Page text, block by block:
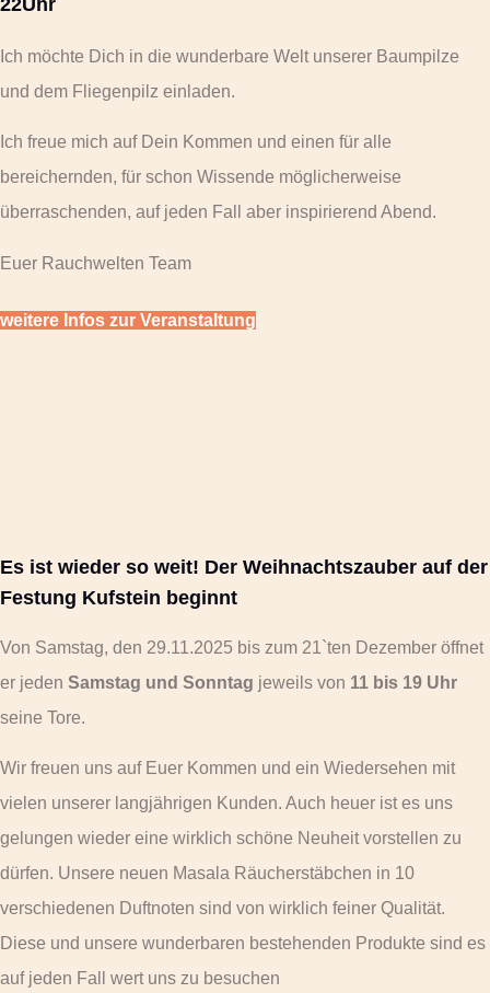
Ich möchte Dich in die wunderbare Welt unserer Baumpilze
und dem Fliegenpilz einladen.
Ich freue mich auf Dein Kommen und einen für alle
bereichernden, für schon Wissende möglicherweise
überraschenden, auf jeden Fall aber inspirierend Abend.
Euer Rauchwelten Team
weitere Infos zur Veranstaltung
Es ist wieder so weit! Der Weihnachtszauber auf der
Festung Kufstein beginnt
Von Samstag, den 29.11.2025 bis zum 21`ten Dezember öffnet
er jeden Samstag und Sonntag jeweils von 11 bis 19 Uhr
seine Tore.
Wir freuen uns auf Euer Kommen und ein Wiedersehen mit
vielen unserer langjährigen Kunden. Auch heuer ist es uns
gelungen wieder eine wirklich schöne Neuheit vorstellen zu
dürfen. Unsere neuen Masala Räucherstäbchen in 10
verschiedenen Duftnoten sind von wirklich feiner Qualität.
Diese und unsere wunderbaren bestehenden Produkte sind es
auf jeden Fall wert uns zu besuchen